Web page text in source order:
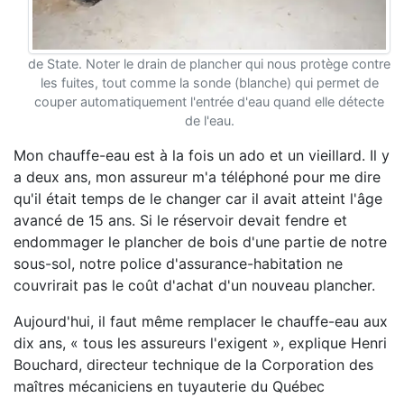
de State. Noter le drain de plancher qui nous protège contre
les fuites, tout comme la sonde (blanche) qui permet de
couper automatiquement l'entrée d'eau quand elle détecte
de l'eau.
Mon chauffe-eau est à la fois un ado et un vieillard. Il y
a deux ans, mon assureur m'a téléphoné pour me dire
qu'il était temps de le changer car il avait atteint l'âge
avancé de 15 ans. Si le réservoir devait fendre et
endommager le plancher de bois d'une partie de notre
sous-sol, notre police d'assurance-habitation ne
couvrirait pas le coût d'achat d'un nouveau plancher.
Aujourd'hui, il faut même remplacer le chauffe-eau aux
dix ans, « tous les assureurs l'exigent », explique Henri
Bouchard, directeur technique de la Corporation des
maîtres mécaniciens en tuyauterie du Québec